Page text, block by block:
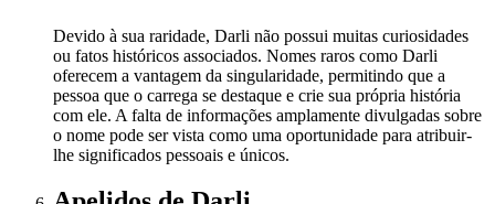
Devido à sua raridade, Darli não possui muitas curiosidades
ou fatos históricos associados. Nomes raros como Darli
oferecem a vantagem da singularidade, permitindo que a
pessoa que o carrega se destaque e crie sua própria história
com ele. A falta de informações amplamente divulgadas sobre
o nome pode ser vista como uma oportunidade para atribuir-
lhe significados pessoais e únicos.